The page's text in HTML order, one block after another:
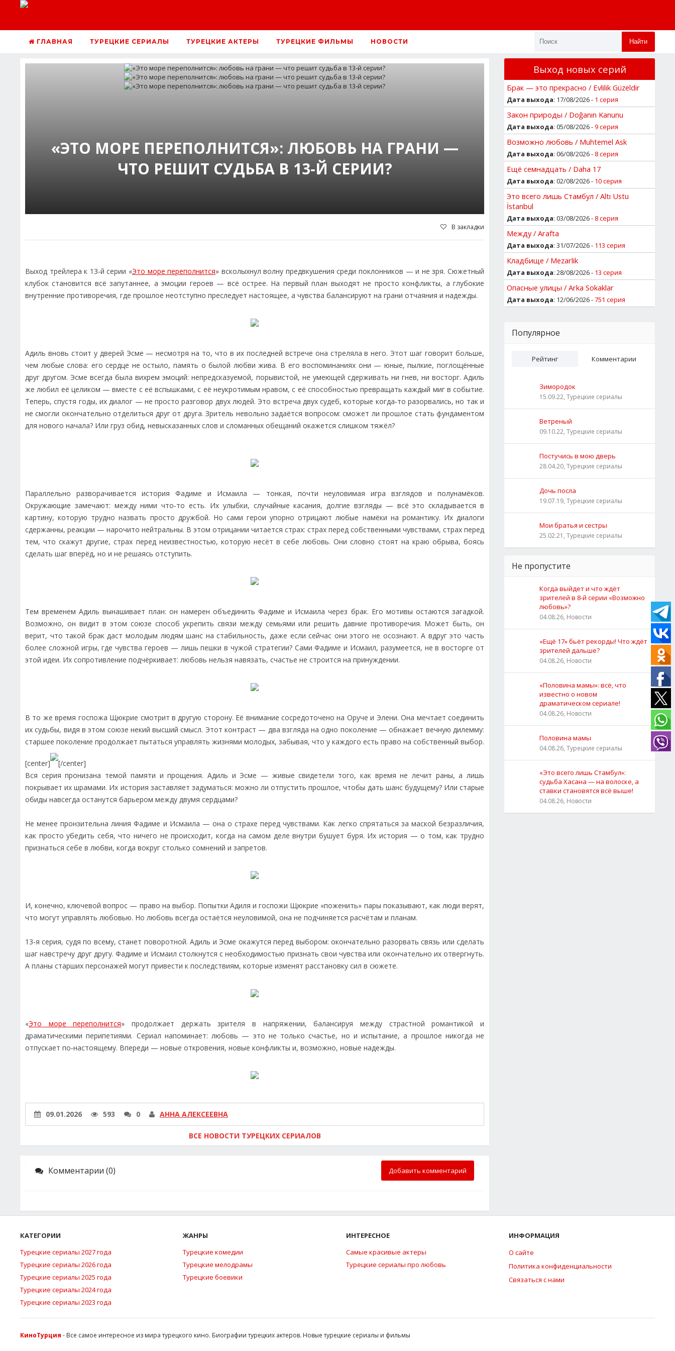
ГЛАВНАЯ ТУРЕЦКИЕ СЕРИАЛЫ ТУРЕЦКИЕ АКТЕРЫ ТУРЕЦКИЕ ФИЛЬМЫ НОВОСТИ Найти
«ЭТО МОРЕ ПЕРЕПОЛНИТСЯ»: ЛЮБОВЬ НА ГРАНИ —
ЧТО РЕШИТ СУДЬБА В 13‑Й СЕРИИ?
В закладки
Выход трейлера к 13‑й серии «Это море переполнится» всколыхнул волну предвкушения среди поклонников — и не зря. Сюжетный
клубок становится всё запутаннее, а эмоции героев — всё острее. На первый план выходят не просто конфликты, а глубокие
внутренние противоречия, где прошлое неотступно преследует настоящее, а чувства балансируют на грани отчаяния и надежды.
Адиль вновь стоит у дверей Эсме — несмотря на то, что в их последней встрече она стреляла в него. Этот шаг говорит больше,
чем любые слова: его сердце не остыло, память о былой любви жива. В его воспоминаниях они — юные, пылкие, поглощённые
друг другом. Эсме всегда была вихрем эмоций: непредсказуемой, порывистой, не умеющей сдерживать ни гнев, ни восторг. Адиль
же любил её целиком — вместе с её вспышками, с её неукротимым нравом, с её способностью превращать каждый миг в событие.
Теперь, спустя годы, их диалог — не просто разговор двух людей. Это встреча двух судеб, которые когда‑то разорвались, но так и
не смогли окончательно отделиться друг от друга. Зритель невольно задаётся вопросом: сможет ли прошлое стать фундаментом
для нового начала? Или груз обид, невысказанных слов и сломанных обещаний окажется слишком тяжёл?
Параллельно разворачивается история Фадиме и Исмаила — тонкая, почти неуловимая игра взглядов и полунамёков.
Окружающие замечают: между ними что‑то есть. Их улыбки, случайные касания, долгие взгляды — всё это складывается в
картину, которую трудно назвать просто дружбой. Но сами герои упорно отрицают любые намёки на романтику. Их диалоги
сдержанны, реакции — нарочито нейтральны. В этом отрицании читается страх: страх перед собственными чувствами, страх перед
тем, что скажут другие, страх перед неизвестностью, которую несёт в себе любовь. Они словно стоят на краю обрыва, боясь
сделать шаг вперёд, но и не решаясь отступить.
Тем временем Адиль вынашивает план: он намерен объединить Фадиме и Исмаила через брак. Его мотивы остаются загадкой.
Возможно, он видит в этом союзе способ укрепить связи между семьями или решить давние противоречия. Может быть, он
верит, что такой брак даст молодым людям шанс на стабильность, даже если сейчас они этого не осознают. А вдруг это часть
более сложной игры, где чувства героев — лишь пешки в чужой стратегии? Сами Фадиме и Исмаил, разумеется, не в восторге от
этой идеи. Их сопротивление подчёркивает: любовь нельзя навязать, счастье не строится на принуждении.
В то же время госпожа Щюкрие смотрит в другую сторону. Её внимание сосредоточено на Оруче и Элени. Она мечтает соединить
их судьбы, видя в этом союзе некий высший смысл. Этот контраст — два взгляда на одно поколение — обнажает вечную дилемму:
старшее поколение продолжает пытаться управлять жизнями молодых, забывая, что у каждого есть право на собственный выбор.
[center]
[/center]
Вся серия пронизана темой памяти и прощения. Адиль и Эсме — живые свидетели того, как время не лечит раны, а лишь
покрывает их шрамами. Их история заставляет задуматься: можно ли отпустить прошлое, чтобы дать шанс будущему? Или старые
обиды навсегда останутся барьером между двумя сердцами?
Не менее пронзительна линия Фадиме и Исмаила — она о страхе перед чувствами. Как легко спрятаться за маской безразличия,
как просто убедить себя, что ничего не происходит, когда на самом деле внутри бушует буря. Их история — о том, как трудно
признаться себе в любви, когда вокруг столько сомнений и запретов.
И, конечно, ключевой вопрос — право на выбор. Попытки Адиля и госпожи Щюкрие «поженить» пары показывают, как люди верят,
что могут управлять любовью. Но любовь всегда остаётся неуловимой, она не подчиняется расчётам и планам.
13‑я серия, судя по всему, станет поворотной. Адиль и Эсме окажутся перед выбором: окончательно разорвать связь или сделать
шаг навстречу друг другу. Фадиме и Исмаил столкнутся с необходимостью признать свои чувства или окончательно их отвергнуть.
А планы старших персонажей могут привести к последствиям, которые изменят расстановку сил в сюжете.
«Это море переполнится» продолжает держать зрителя в напряжении, балансируя между страстной романтикой и
драматическими перипетиями. Сериал напоминает: любовь — это не только счастье, но и испытание, а прошлое никогда не
отпускает по‑настоящему. Впереди — новые откровения, новые конфликты и, возможно, новые надежды.
09.01.2026 593 0 АННА АЛЕКСЕЕВНА
ВСЕ НОВОСТИ ТУРЕЦКИХ СЕРИАЛОВ
Комментарии (0) Добавить комментарий
Выход новых серий
Брак — это прекрасно / Evlilik Güzeldir
Дата выхода: 17/08/2026 - 1 серия
Закон природы / Doğanın Kanunu
Дата выхода: 05/08/2026 -9 серия
Возможно любовь / Muhtemel Ask
Дата выхода: 06/08/2026 - 8 серия
Ещё семнадцать / Daha 17
Дата выхода: 02/08/2026 - 10 серия
Это всего лишь Стамбул / Altı Ustu
İstanbul
Дата выхода: 03/08/2026 - 8 серия
Между / Arafta
Дата выхода: 31/07/2026 - 113 серия
Кладбище / Mezarlik
Дата выхода: 28/08/2026 - 13 серия
Опасные улицы / Arka Sokaklar
Дата выхода: 12/06/2026 -751 серия
Популярное
Рейтинг Комментарии
Зимородок
15.09.22, Турецкие сериалы
Ветреный
09.10.22, Турецкие сериалы
Постучись в мою дверь
28.04.20, Турецкие сериалы
Дочь посла
19.07.19, Турецкие сериалы
Мои братья и сестры
25.02.21, Турецкие сериалы
Не пропустите
Когда выйдет и что ждёт
зрителей в 8-й серии «Возможно
любовь»?
04.08.26, Новости
«Ещё 17» бьёт рекорды! Что ждёт
зрителей дальше?
04.08.26, Новости
«Половина мамы»: всё, что
известно о новом
драматическом сериале!
04.08.26, Новости
Половина мамы
04.08.26, Турецкие сериалы
«Это всего лишь Стамбул»:
судьба Хасана — на волоске, а
ставки становятся всё выше!
04.08.26, Новости
КАТЕГОРИИ
Турецкие сериалы 2027 года
Турецкие сериалы 2026 года
Турецкие сериалы 2025 года
Турецкие сериалы 2024 года
Турецкие сериалы 2023 года
ЖАНРЫ
Турецкие комедии
Турецкие мелодрамы
Турецкие боевики
ИНТЕРЕСНОЕ
Самые красивые актеры
Турецкие сериалы про любовь
ИНФОРМАЦИЯ
О сайте
Политика конфиденциальности
Связаться с нами
КиноТурция - Все самое интересное из мира турецкого кино. Биографии турецких актеров. Новые турецкие сериалы и фильмы